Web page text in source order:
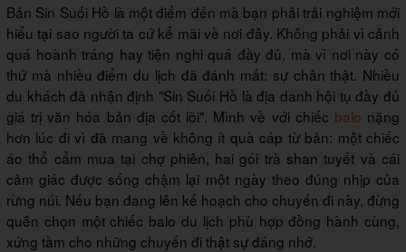
Bản Sin Suối Hồ là một điểm đến mà bạn phải trải nghiệm mới
hiểu tại sao người ta cứ kể mãi về nơi đây. Không phải vì cảnh
quá hoành tráng hay tiện nghi quá đầy đủ, mà vì nơi này có
thứ mà nhiều điểm du lịch đã đánh mất: sự chân thật. Nhiều
du khách đã nhận định "Sin Suối Hồ là địa danh hội tụ đầy đủ
giá trị văn hóa bản địa cốt lõi". Mình về với chiếc balo nặng
hơn lúc đi vì đã mang về không ít quà cáp từ bản: một chiếc
áo thổ cẩm mua tại chợ phiên, hai gói trà shan tuyết và cái
cảm giác được sống chậm lại một ngày theo đúng nhịp của
rừng núi. Nếu bạn đang lên kế hoạch cho chuyến đi này, đừng
quên chọn một chiếc balo du lịch phù hợp đồng hành cùng,
xứng tầm cho những chuyến đi thật sự đáng nhớ.